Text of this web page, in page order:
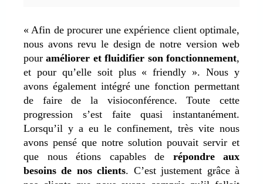
« Afin de procurer une expérience client optimale,
nous avons revu le design de notre version web
pouraméliorer et fluidifier son fonctionnement,
et pour qu’elle soit plus « friendly ». Nous y
avons également intégré une fonction permettant
de faire de la visioconférence. Toute cette
progression s’est faite quasi instantanément.
Lorsqu’il y a eu le confinement, très vite nous
avons pensé que notre solution pouvait servir et
que nous étions capables de répondre aux
besoins de nos clients. C’est justement grâce à